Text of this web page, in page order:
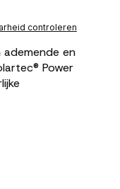
controleren
ademende en
Power